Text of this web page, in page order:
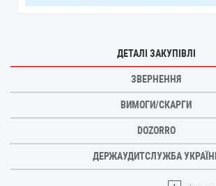
ДЕТАЛІ ЗАКУПІВЛІ
ЗВЕРНЕННЯ
ВИМОГИ/СКАРГИ
DOZORRO
ДЕРЖАУДИТСЛУЖБА